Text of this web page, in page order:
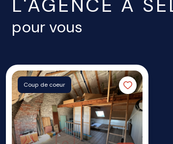
L'AGENCE A
pour vous
Coup de coeur